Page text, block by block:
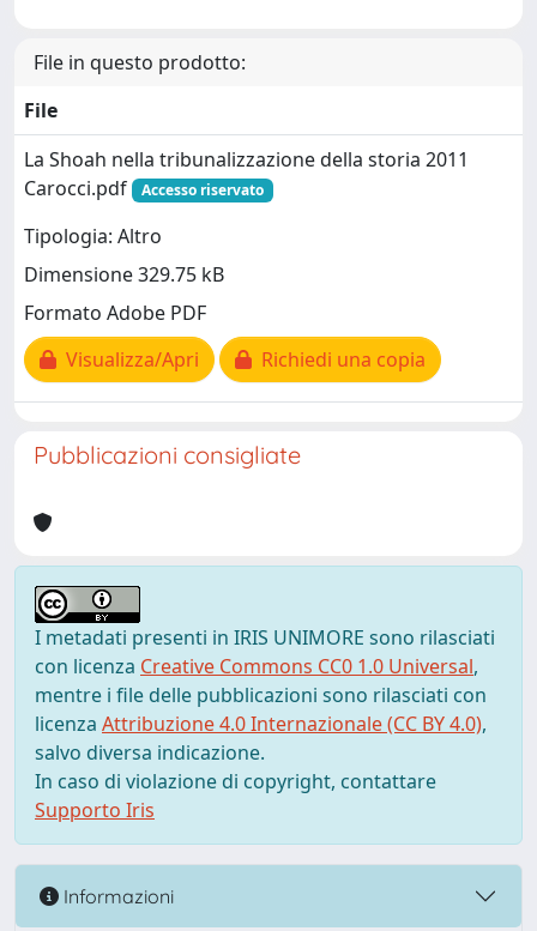
File in questo prodotto:
File
La Shoah nella tribunalizzazione della storia 2011
Carocci.pdf
Accesso riservato
Tipologia: Altro
Dimensione 329.75 kB
Formato Adobe PDF
Visualizza/Apri
Richiedi una copia
Pubblicazioni consigliate
I metadati presenti in IRIS UNIMORE sono rilasciati
con licenza Creative Commons CC0 1.0 Universal,
mentre i file delle pubblicazioni sono rilasciati con
licenza Attribuzione 4.0 Internazionale (CC BY 4.0),
salvo diversa indicazione.
In caso di violazione di copyright, contattare
Supporto Iris
Informazioni